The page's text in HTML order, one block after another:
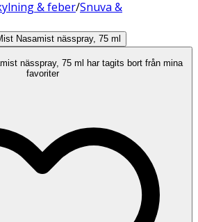
& feber/Snuva &
75 ml har tagits bort från mina
favoriter